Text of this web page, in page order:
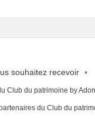
souhaitez recevoir *
Club du patrimoine by
du Club du